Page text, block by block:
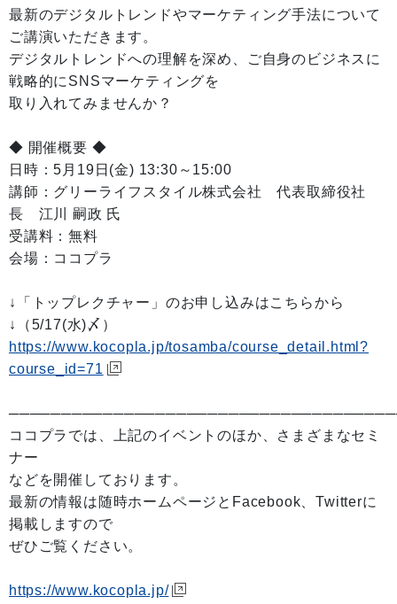
最新のデジタルトレンドやマーケティング手法について
ご講演いただきます。
デジタルトレンドへの理解を深め、ご自身のビジネスに
戦略的にSNSマーケティングを
取り入れてみませんか？
◆ 開催概要 ◆
日時：5月19日(金) 13:30～15:00
講師：グリーライフスタイル株式会社 代表取締役社
長 江川 嗣政 氏
受講料：無料
会場：ココプラ
↓「トップレクチャー」のお申し込みはこちらから
↓（5/17(水)〆）
https://www.kocopla.jp/tosamba/course_detail.html?
course_id=71
ココプラでは、上記のイベントのほか、さまざまなセミ
ナー
などを開催しております。
最新の情報は随時ホームページとFacebook、Twitterに
掲載しますので
ぜひご覧ください。
https://www.kocopla.jp/